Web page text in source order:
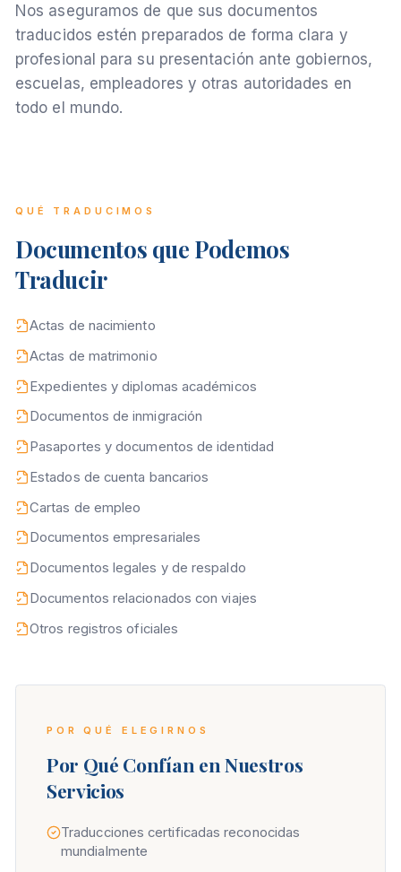
Nos aseguramos de que sus documentos
traducidos estén preparados de forma clara y
profesional para su presentación ante gobiernos,
escuelas, empleadores y otras autoridades en
todo el mundo.
QUÉ TRADUCIMOS
Documentos que Podemos
Traducir
Actas de nacimiento
Actas de matrimonio
Expedientes y diplomas académicos
Documentos de inmigración
Pasaportes y documentos de identidad
Estados de cuenta bancarios
Cartas de empleo
Documentos empresariales
Documentos legales y de respaldo
Documentos relacionados con viajes
Otros registros oficiales
POR QUÉ ELEGIRNOS
Por Qué Confían en Nuestros
Servicios
Traducciones certificadas reconocidas
mundialmente